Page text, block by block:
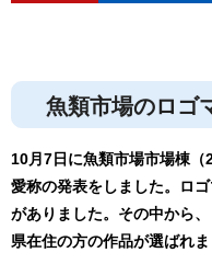
魚類市場のロゴ
10月7日に魚類市場市場棟
愛称の発表をしました。ロ
がありました。その中から
県在住の方の作品が選ばれま